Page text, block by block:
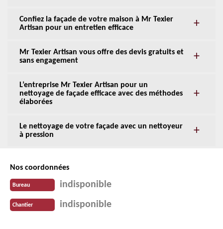
Confiez la façade de votre maison à Mr Texier
Artisan pour un entretien efficace
Mr Texier Artisan vous offre des devis gratuits et
sans engagement
L’entreprise Mr Texier Artisan pour un
nettoyage de façade efficace avec des méthodes
élaborées
Le nettoyage de votre façade avec un nettoyeur
à pression
Nos coordonnées
Bureau indisponible
Chantier indisponible